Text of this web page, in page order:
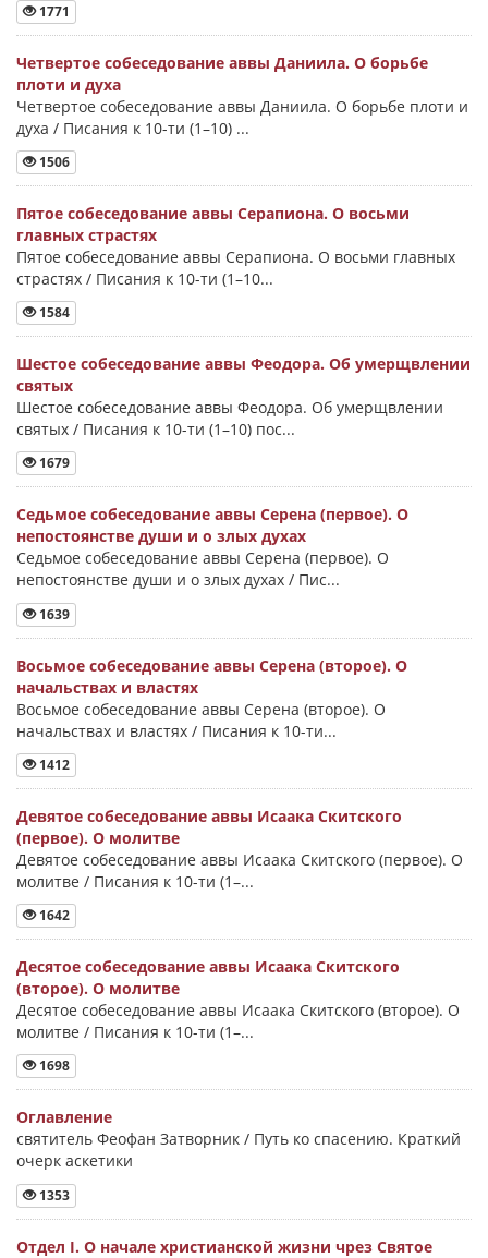
1771
Четвертое собеседование аввы Даниила. О борьбе
плоти и духа
Четвертое собеседование аввы Даниила. О борьбе плоти и
духа / Писания к 10-ти (1–10) ...
1506
Пятое собеседование аввы Серапиона. О восьми
главных страстях
Пятое собеседование аввы Серапиона. О восьми главных
страстях / Писания к 10-ти (1–10...
1584
Шестое собеседование аввы Феодора. Об умерщвлении
святых
Шестое собеседование аввы Феодора. Об умерщвлении
святых / Писания к 10-ти (1–10) пос...
1679
Седьмое собеседование аввы Серена (первое). О
непостоянстве души и о злых духах
Седьмое собеседование аввы Серена (первое). О
непостоянстве души и о злых духах / Пис...
1639
Восьмое собеседование аввы Серена (второе). О
начальствах и властях
Восьмое собеседование аввы Серена (второе). О
начальствах и властях / Писания к 10-ти...
1412
Девятое собеседование аввы Исаака Скитского
(первое). О молитве
Девятое собеседование аввы Исаака Скитского (первое). О
молитве / Писания к 10-ти (1–...
1642
Десятое собеседование аввы Исаака Скитского
(второе). О молитве
Десятое собеседование аввы Исаака Скитского (второе). О
молитве / Писания к 10-ти (1–...
1698
Оглавление
святитель Феофан Затворник / Путь ко спасению. Краткий
очерк аскетики
1353
Отдел I. О начале христианской жизни чрез Святое